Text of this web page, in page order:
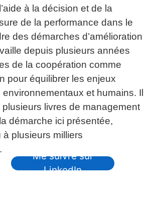
à la décision et de la
de la performance dans le
des démarches d’amélioration
depuis plusieurs années
de la coopération comme
pour équilibrer les enjeux
et humains. Il
plusieurs livres de management
démarche ici présentée,
plusieurs milliers
Me suivre sur
LinkedIn